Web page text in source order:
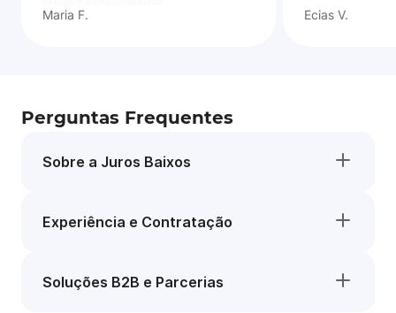
Maria F. Ecias V.
Perguntas Frequentes
Sobre a Juros Baixos
Experiência e Contratação
Soluções B2B e Parcerias